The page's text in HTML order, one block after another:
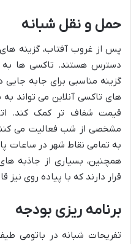
حمل و نقل شبانه
پس از غروب آفتاب، گزینه
دسترس هستند. تاکسی ها به
گزینه مناسبی برای جابه جایی
های تاکسی آنلاین می تواند
قیمت شفاف تر کمک کند.
مشخصی از شب فعالیت می
به تمامی نقاط شهر در ساعات
همچنین، بسیاری از جاذبه
قرار دارند که با پیاده روی
برنامه ریزی بودجه
تفریحات شبانه در باتومی